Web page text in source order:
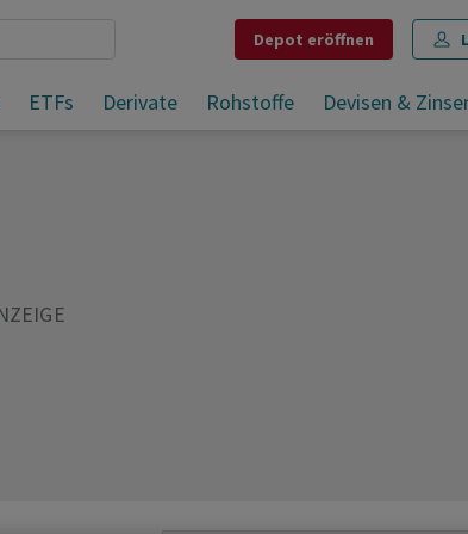
Depot eröffnen
ETFs Derivate Rohstoffe Devisen &
Teilen Merken Drucken Kommentare